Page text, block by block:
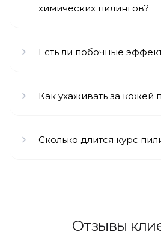
химических пилингов?
Есть ли побочные
Как ухаживать за кожей
Сколько длится курс
Отзывы